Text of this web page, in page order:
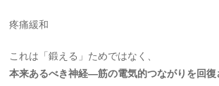
疼痛緩和
これは「鍛える」ためではなく、
本来あるべき神経—筋の電気的つながりを回復